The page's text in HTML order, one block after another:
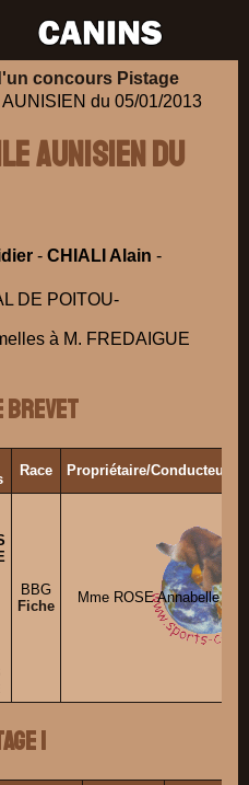
concours Pistage
du 05/01/2013
AUNISIEN du
- CHIALI Alain -
DE POITOU-
à M. FREDAIGUE
Brevet
Race Propriétaire/Conducteur
BBG
Fiche
Mme ROSE Annabelle
1